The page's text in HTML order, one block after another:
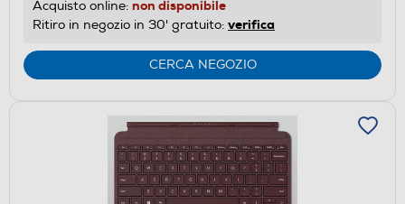
Acquisto online: non disponibile
Ritiro in negozio in 30' gratuito: verifica
CERCA NEGOZIO